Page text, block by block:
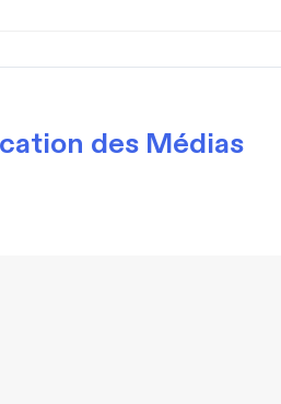
des Médias